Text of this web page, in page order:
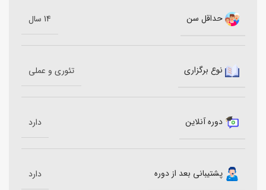
حداقل سن 14 سال
نوع برگزاری تئوری و عملی
دوره آنلاین دارد
پشتیبانی بعد از دوره دارد